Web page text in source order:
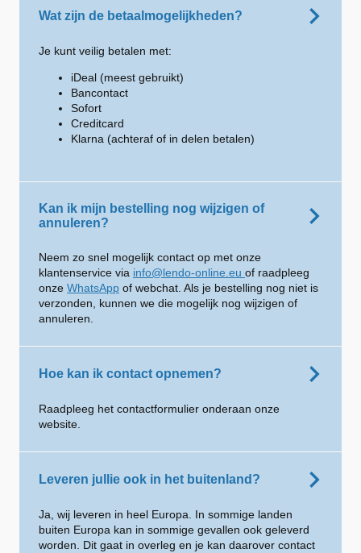
Wat zijn de betaalmogelijkheden?
Je kunt veilig betalen met:
iDeal (meest gebruikt)
Bancontact
Sofort
Creditcard
Klarna (achteraf of in delen betalen)
Kan ik mijn bestelling nog wijzigen of
annuleren?
Neem zo snel mogelijk contact op met onze
klantenservice via info@lendo-online.eu of raadpleeg
onze WhatsApp of webchat. Als je bestelling nog niet is
verzonden, kunnen we die mogelijk nog wijzigen of
annuleren.
Hoe kan ik contact opnemen?
Raadpleeg het contactformulier onderaan onze
website.
Leveren jullie ook in het buitenland?
Ja, wij leveren in heel Europa. In sommige landen
buiten Europa kan in sommige gevallen ook geleverd
worden. Dit gaat in overleg en je kan daarover contact